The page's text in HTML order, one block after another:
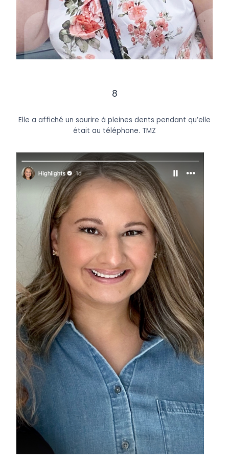
8
Elle a affiché un sourire à pleines dents pendant qu’elle
était au téléphone. TMZ